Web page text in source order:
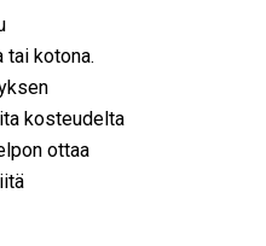
kotona.
kosteudelta
ottaa